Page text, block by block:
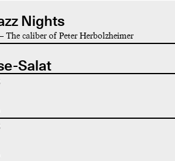
Nights
caliber of Peter Herbolzheimer
Salat